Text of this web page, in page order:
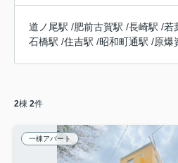
道ノ尾駅 /肥前古賀駅 /長崎駅 /若
石橋駅 /住吉駅 /昭和町通駅 /原爆
2棟 2件
一棟アパート